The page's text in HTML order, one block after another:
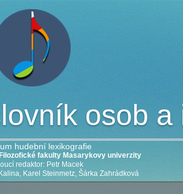
osob a
hudební lexikografie
fakulty Masarykovy univerzity
redaktor: Petr Macek
Karel Steinmetz, Šárka Zahrádková